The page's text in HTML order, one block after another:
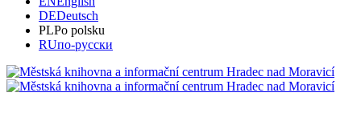
DEDeutsch
PLPo polsku
RUпо-русски